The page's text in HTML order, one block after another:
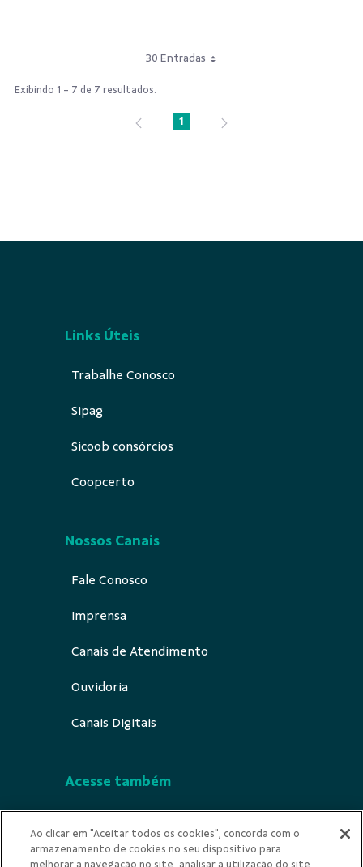
30 Entradas
Exibindo 1 - 7 de 7 resultados.
Página
1
Links Úteis
Trabalhe Conosco
Sipag
Sicoob consórcios
Coopcerto
Nossos Canais
Fale Conosco
Imprensa
Canais de Atendimento
Ouvidoria
Canais Digitais
Acesse também
Indícios de Ilicitude
Ao clicar em "Aceitar todos os cookies", concorda com o
armazenamento de cookies no seu dispositivo para
melhorar a navegação no site, analisar a utilização do site